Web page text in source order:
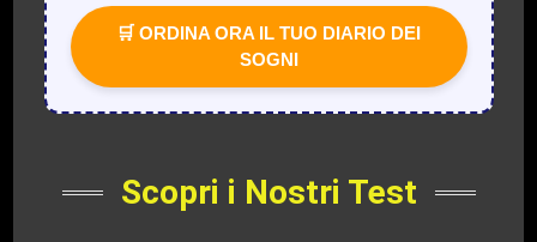
🛒 ORDINA ORA IL TUO DIARIO DEI
SOGNI
Scopri i Nostri Test